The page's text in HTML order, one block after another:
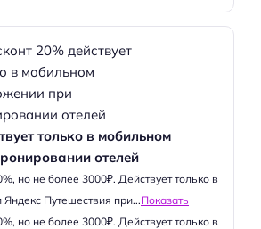
только в мобильном
отелей
но не более 3000₽. Действует только в
Путешествия при...Показать
но не более 3000₽. Действует только в